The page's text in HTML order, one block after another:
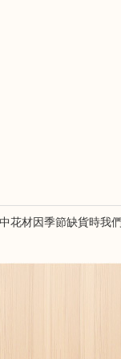
材因季節缺貨時我